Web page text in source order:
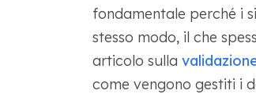
fondamentale perché i
stesso modo, il che
articolo sulla
come vengono gestiti i